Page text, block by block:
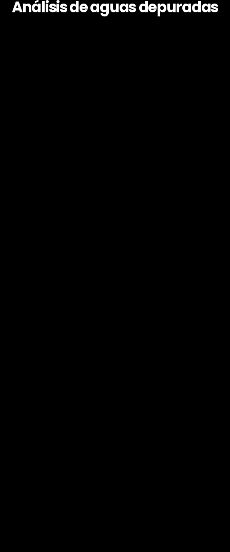
Análisis de aguas depuradas